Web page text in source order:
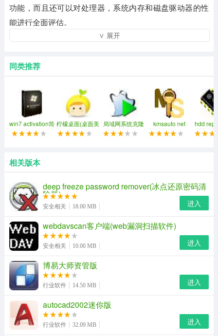
功能，而且还可以对处理器，系统内存和磁盘驱动器的性
能进行全面评估。
aida64中文版特色细节
cpu zlib 是另一项针对cpu整数运算的测试
利用zlib这个压缩演算法，来计算cpu在处理压缩档案时的
就可以关心一下这项得分。
cpu aes 是一种加密演算测试
∨ 展开
同类推荐
win7 activation简
体中文免费版
柠檬桌面(桌面美
化软件)
局域网系统克隆
easy net ghost
kmsauto net
2019
hdd
pkr自校
相关版本
deep freeze password remover(冰点还原密码清
除器)
安全相关 18.00 MB 进入
webdavscan客户端(web漏洞扫描软件)
安全相关 10.00 MB 进入
博易大师资管版
行业软件 14.50 MB 进入
autocad2002迷你版
行业软件 32.09 MB 进入